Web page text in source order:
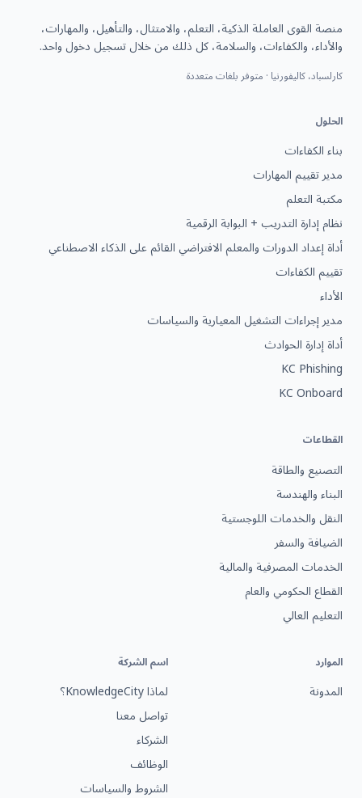
منصة القوى العاملة الذكية، التعلم، والامتثال، والتأهيل، والمهارات،
والأداء، والكفاءات، والسلامة، كل ذلك من خلال تسجيل دخول واحد.
كارلسباد، كاليفورنيا · متوفر بلغات متعددة
الحلول
بناء الكفاءات
مدير تقييم المهارات
مكتبة التعلم
نظام إدارة التدريب + البوابة الرقمية
أداة إعداد الدورات والمعلم الافتراضي القائم على الذكاء الاصطناعي
تقييم الكفاءات
الأداء
مدير إجراءات التشغيل المعيارية والسياسات
أداة إدارة الحوادث
KC Phishing
KC Onboard
القطاعات
التصنيع والطاقة
البناء والهندسة
النقل والخدمات اللوجستية
الضيافة والسفر
الخدمات المصرفية والمالية
القطاع الحكومي والعام
التعليم العالي
الموارد
المدونة
اسم الشركة
لماذا KnowledgeCity؟
تواصل معنا
الشركاء
الوظائف
الشروط والسياسات